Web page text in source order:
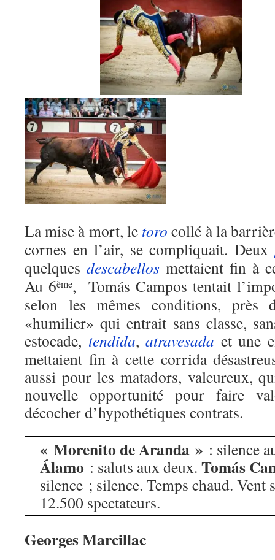
La mise à mort, le toro collé à la
cornes en l’air, se compliquait. Deux
quelques descabellos mettaient fin à
Au 6ème, Tomás Campos tentait
selon les mêmes conditions, près
«humilier» qui entrait sans classe,
estocade, tendida, atravesada et une
mettaient fin à cette corrida
aussi pour les matadors, valeureux,
nouvelle opportunité pour faire
décocher d’hypothétiques contrats.
« Morenito de Aranda » : silence
Álamo : saluts aux deux. Tomás
silence ; silence. Temps chaud. Vent
12.500 spectateurs.
Georges Marcillac